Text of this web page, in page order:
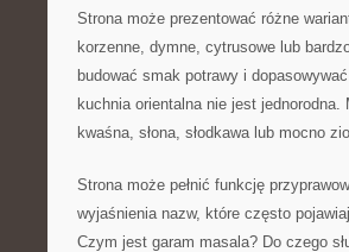
Strona może prezentować różne
korzenne, dymne, cytrusowe lub
budować smak potrawy i
kuchnia orientalna nie jest
kwaśna, słona, słodkawa lub mocno
Strona może pełnić funkcję
wyjaśnienia nazw, które często
Czym jest garam masala? Do czego